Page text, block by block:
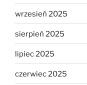
wrzesień 2025
sierpień 2025
lipiec 2025
czerwiec 2025